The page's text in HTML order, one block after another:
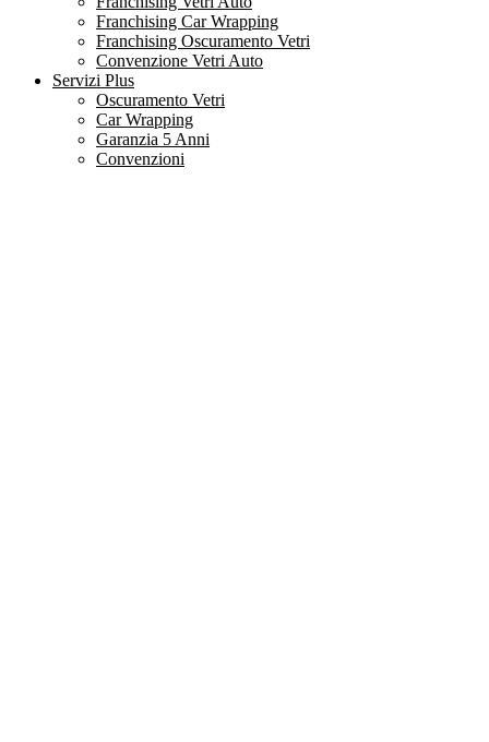
Franchising Car Wrapping
Franchising Oscuramento Vetri
Convenzione Vetri Auto
Servizi Plus
Oscuramento Vetri
Car Wrapping
Garanzia 5 Anni
Convenzioni